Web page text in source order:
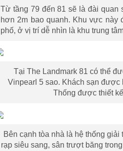
Từ tầng 79 đến 81 sẽ là đài
hơn 2m bao quanh. Khu vực này
phố, ở vị trí dễ nhìn là khu trung
Tại The Landmark 81 có thể
Vinpearl 5 sao. Khách sạn được
Thống được thiết
Bên cạnh tòa nhà là hệ thống
rạp siêu sang, sân trượt băng